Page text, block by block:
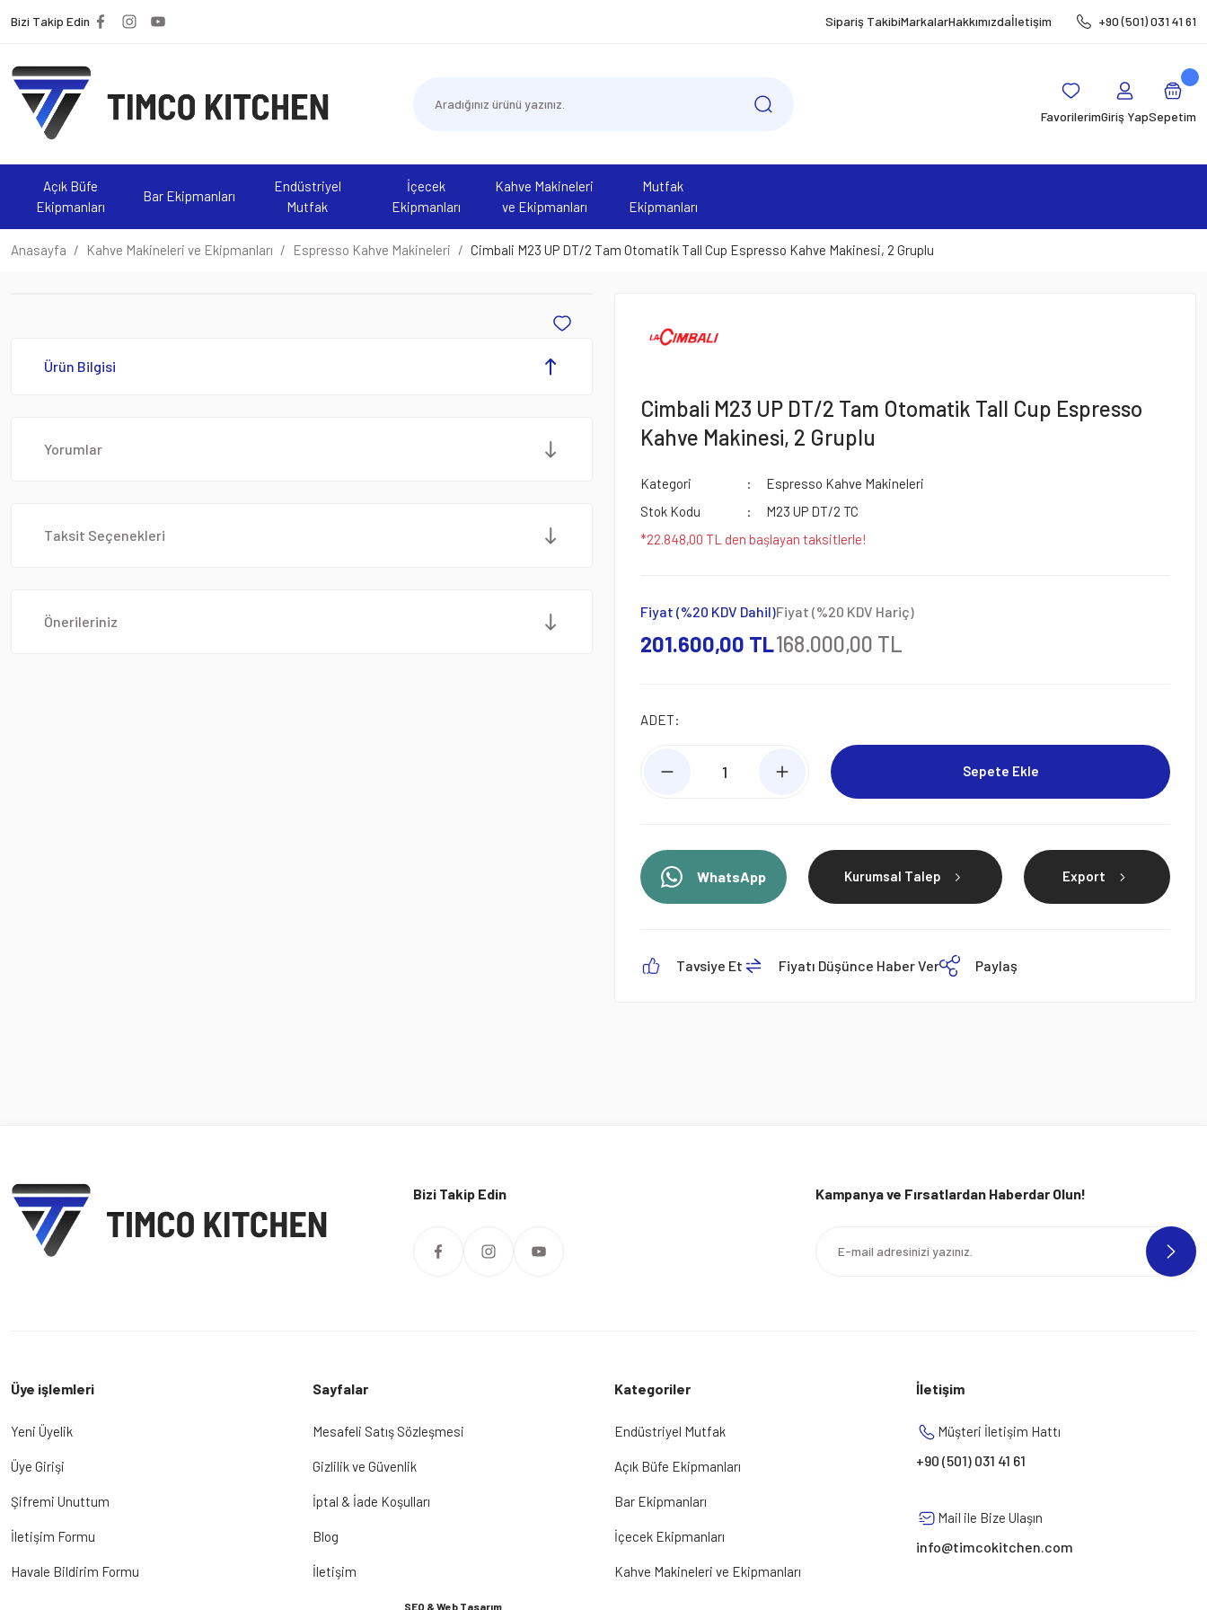
Bizi Takip Edin Sipariş TakibiMarkalarHakkımızdaİletişim +90 (501) 031 41 61
FavorilerimGiriş YapSepetim
Açık Büfe
Ekipmanları
Bar Ekipmanları
Endüstriyel
Mutfak
İçecek
Ekipmanları
Kahve Makineleri
ve Ekipmanları
Mutfak
Ekipmanları
Anasayfa Kahve Makineleri ve Ekipmanları Espresso Kahve Makineleri Cimbali M23 UP DT/2 Tam Otomatik Tall Cup Espresso Kahve Makinesi, 2 Gruplu
Ürün Bilgisi
Yorumlar
Taksit Seçenekleri
Önerileriniz
Cimbali M23 UP DT/2 Tam Otomatik Tall Cup Espresso
Kahve Makinesi, 2 Gruplu
Kategori
Espresso Kahve Makineleri
Stok Kodu
M23 UP DT/2 TC
*22.848,00 TL den başlayan taksitlerle!
Fiyat (%20 KDV Dahil)
201.600,00 TL
Fiyat (%20 KDV Hariç)
168.000,00 TL
ADET:
Sepete Ekle
WhatsApp Kurumsal Talep Export
Tavsiye Et Fiyatı Düşünce Haber Ver Paylaş
Bizi Takip Edin Kampanya ve Fırsatlardan Haberdar Olun!
Üye işlemleri
Yeni Üyelik
Üye Girişi
Şifremi Unuttum
İletişim Formu
Havale Bildirim Formu
Sayfalar
Mesafeli Satış Sözleşmesi
Gizlilik ve Güvenlik
İptal & İade Koşulları
Blog
İletişim
Kategoriler
Endüstriyel Mutfak
Açık Büfe Ekipmanları
Bar Ekipmanları
İçecek Ekipmanları
Kahve Makineleri ve Ekipmanları
SEO & Web Tasarım
İletişim
Müşteri İletişim Hattı
+90 (501) 031 41 61
Mail ile Bize Ulaşın
info@timcokitchen.com